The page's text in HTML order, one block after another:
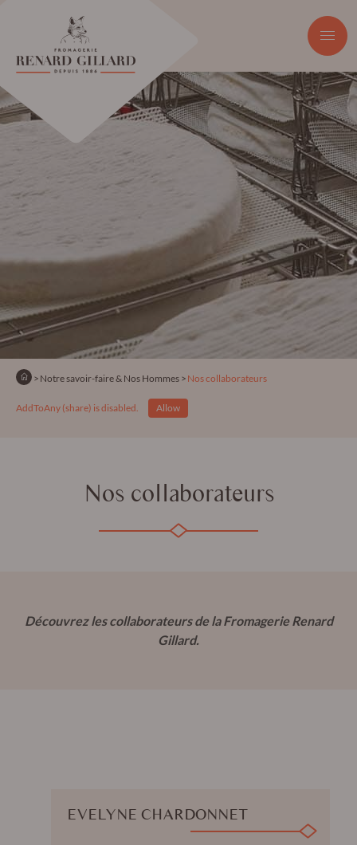
Accueil
Notre savoir-faire & Nos Hommes En cours :
Nos collaborateurs
AddToAny (share) is disabled. Allow
Nos collaborateurs
Découvrez les collaborateurs de la Fromagerie Renard
Gillard.
EVELYNE CHARDONNET